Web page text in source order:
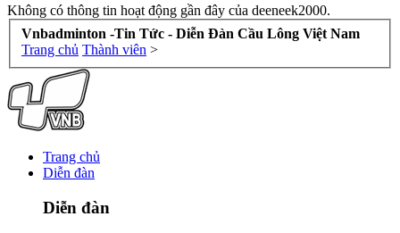
Không có thông tin hoạt động gần đây của deeneek2000.
Vnbadminton -Tin Tức - Diễn Đàn Cầu Lông Việt Nam
Trang chủ Thành viên >
Trang chủ
Diễn đàn
Diễn đàn